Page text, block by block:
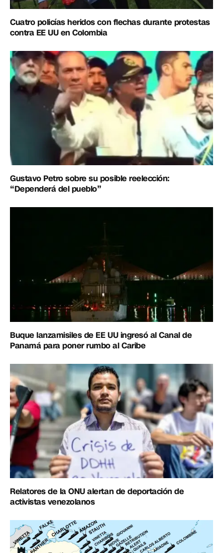
Cuatro policías heridos con flechas durante protestas
contra EE UU en Colombia
Gustavo Petro sobre su posible reelección:
“Dependerá del pueblo”
Buque lanzamisiles de EE UU ingresó al Canal de
Panamá para poner rumbo al Caribe
Relatores de la ONU alertan de deportación de
activistas venezolanos